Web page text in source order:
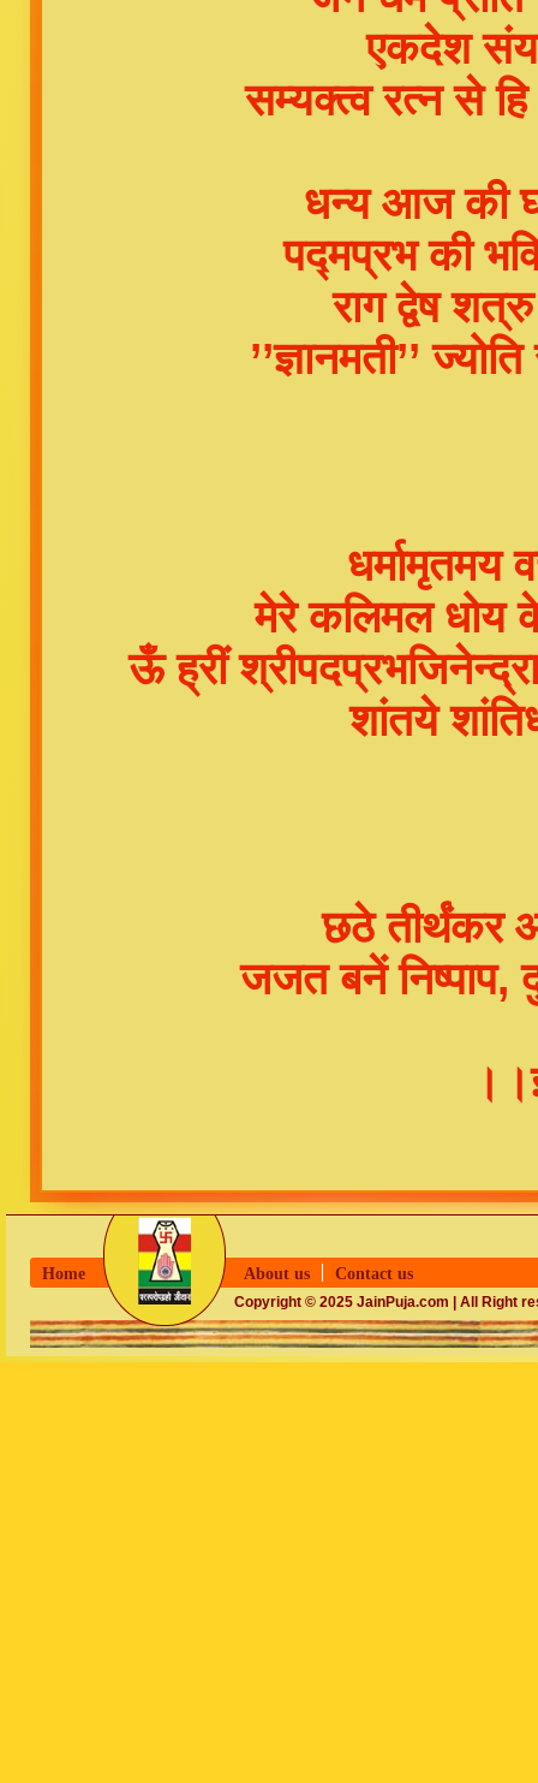
एकदेश
सम्यक्त्व रत्न से
धन्य आज की
पद्मप्रभ की
राग द्वेष
’’ज्ञानमती’’
धर्मामृतमय
मेरे कलिमल
ऊँ ह्रीं
शांतये
छठे तीर्थंकर
जजत बनें
Home About us Contact us
Copyright © 2025 JainPuja.com | All Right